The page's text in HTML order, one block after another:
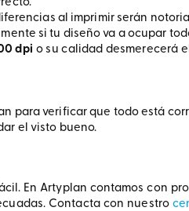
al imprimir serán
si tu diseño va a ocupar
dpi o su calidad desmerecerá
para verificar que todo está
el visto bueno.
En Artyplan contamos con
Contacta con nuestro